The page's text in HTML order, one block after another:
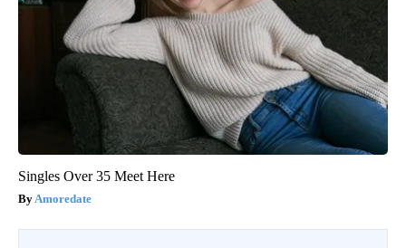
Singles Over 35 Meet Here
Amoredate